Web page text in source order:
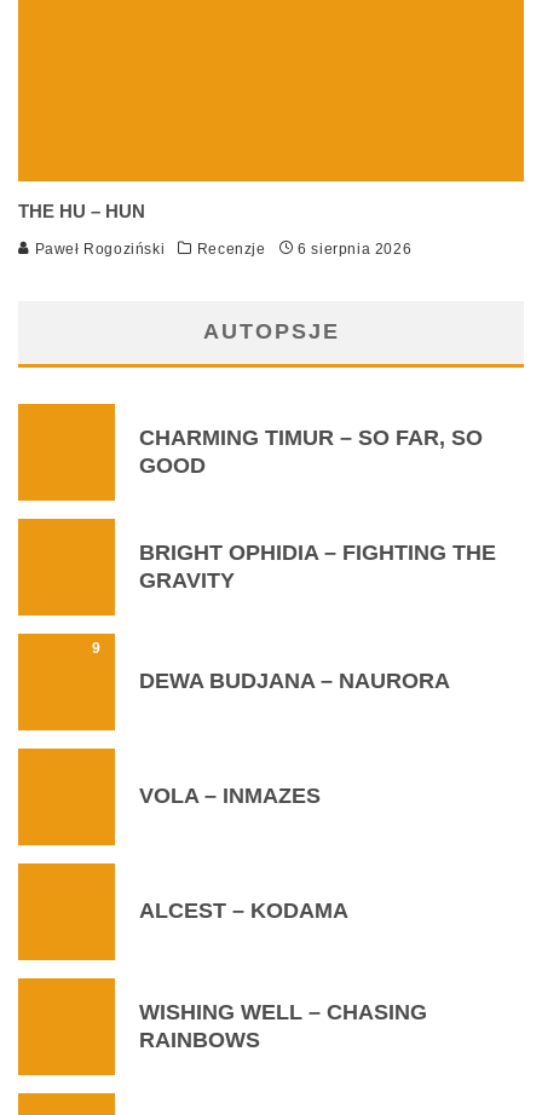
THE HU – HUN
Paweł Rogoziński Recenzje 6 sierpnia 2026
AUTOPSJE
CHARMING TIMUR – SO FAR, SO
GOOD
BRIGHT OPHIDIA – FIGHTING THE
GRAVITY
9
DEWA BUDJANA – NAURORA
VOLA – INMAZES
ALCEST – KODAMA
WISHING WELL – CHASING
RAINBOWS